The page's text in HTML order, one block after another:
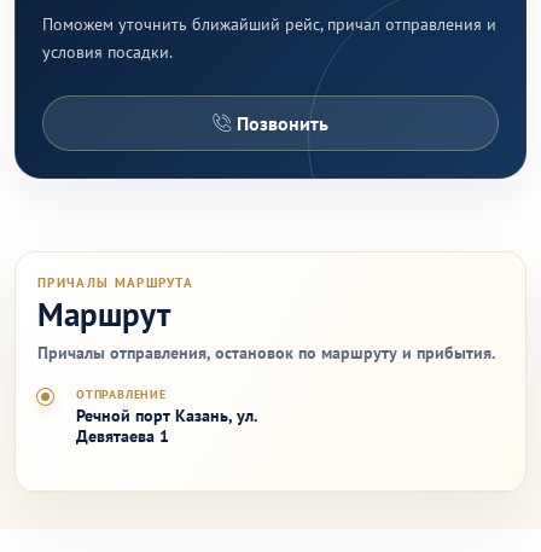
Поможем уточнить ближайший рейс, причал отправления и
условия посадки.
Позвонить
ПРИЧАЛЫ МАРШРУТА
Маршрут
Причалы отправления, остановок по маршруту и прибытия.
ОТПРАВЛЕНИЕ
Речной порт Казань, ул.
Девятаева 1